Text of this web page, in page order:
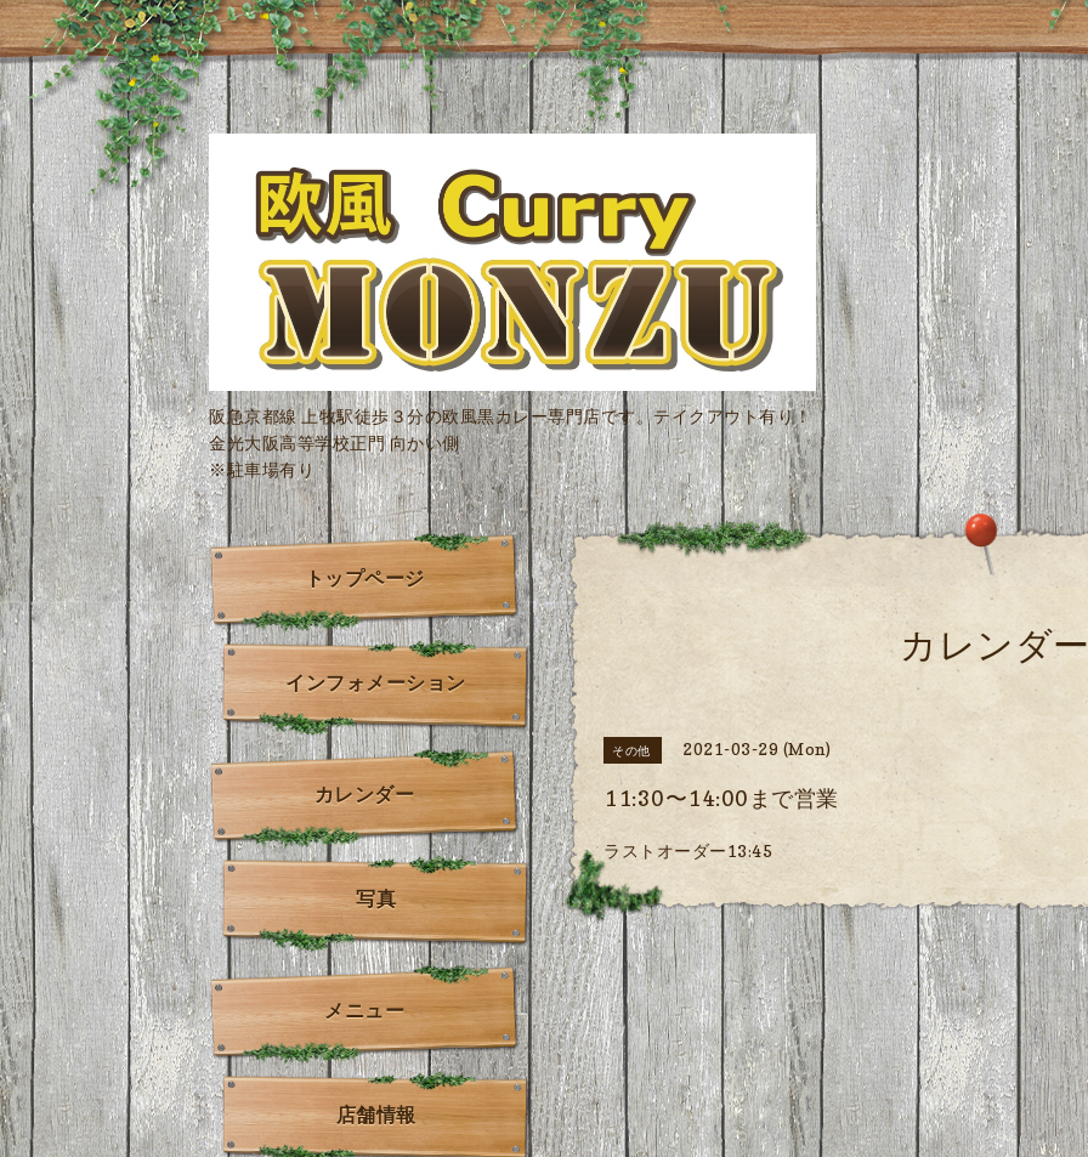
阪急京都線 上牧駅徒歩３分の欧風黒カレー専門店です。テイクアウト有り！
金光大阪高等学校正門 向かい側
※駐車場有り
カレンダ
その他 2021-03-29 (Mon)
11:30〜14:00まで営業
ラストオーダー13:45
トップページ
インフォメーション
カレンダー
写真
メニュー
店舗情報